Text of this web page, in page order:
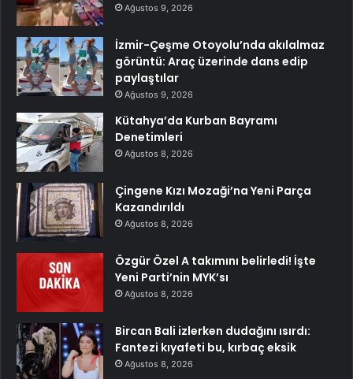
Ağustos 9, 2026
İzmir-Çeşme Otoyolu’nda akılalmaz
görüntü: Araç üzerinde dans edip
paylaştılar
Ağustos 9, 2026
Kütahya’da Kurban Bayramı
Denetimleri
Ağustos 8, 2026
Çingene Kızı Mozaği’na Yeni Parça
Kazandırıldı
Ağustos 8, 2026
Özgür Özel A takımını belirledi! İşte
Yeni Parti’nin MYK’sı
Ağustos 8, 2026
Bircan Bali izlerken dudağını ısırdı:
Fantezi kıyafeti bu, kırbaç eksik
Ağustos 8, 2026